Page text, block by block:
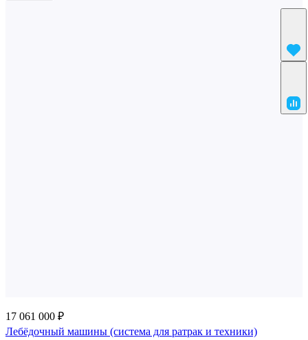
17 061 000 ₽
Лебёдочный машины (система для ратрак и техники)